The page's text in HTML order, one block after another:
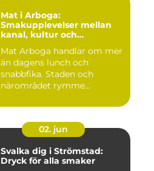
Mat i Arboga:
Smakupplevelser mellan
kanal, kultur och
Mat Arboga handlar om mer
än dagens lunch och
snabbfika. Staden och
närområdet rymme...
02. jun
Svalka dig i Strömstad:
Dryck för alla smaker